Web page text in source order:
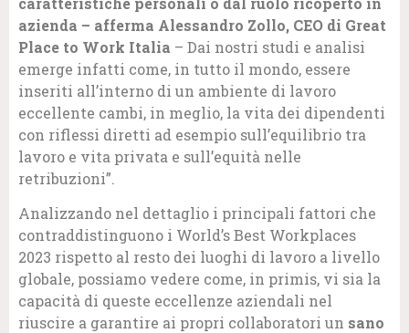
azienda – afferma Alessandro Zollo, CEO di Great
Place to Work Italia – Dai nostri studi e analisi
emerge infatti come, in tutto il mondo, essere
inseriti all’interno di un ambiente di lavoro
eccellente cambi, in meglio, la vita dei dipendenti
con riflessi diretti ad esempio sull’equilibrio tra
lavoro e vita privata e sull’equità nelle
retribuzioni”.
Analizzando nel dettaglio i principali fattori che
contraddistinguono i World’s Best Workplaces
2023 rispetto al resto dei luoghi di lavoro a livello
globale, possiamo vedere come, in primis, vi sia la
capacità di queste eccellenze aziendali nel
riuscire a garantire ai propri collaboratori un sano